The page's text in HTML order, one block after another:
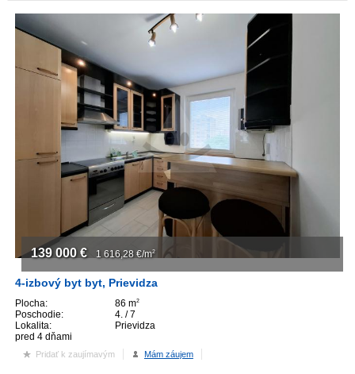
4-izbový byt byt, Prievidza
Plocha: 86 m2
Poschodie:
4. / 7
Lokalita:
Prievidza
pred 4 dňami
139 000 € 1 616,28 €/m2
Pridať k zaujímavým Mám záujem